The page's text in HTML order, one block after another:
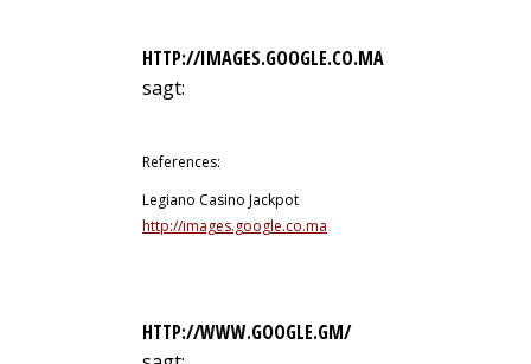
HTTP://IMAGES.GOOGLE.CO.MA
sagt:
References:
Legiano Casino Jackpot
http://images.google.co.ma
HTTP://WWW.GOOGLE.GM/